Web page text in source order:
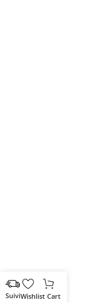
Wishlist Cart